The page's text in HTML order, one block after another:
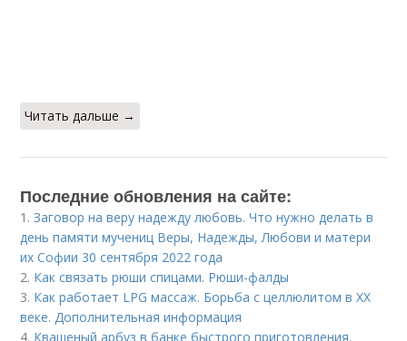
Читать дальше →
Последние обновления на сайте:
1.Заговор на веру надежду любовь. Что нужно делать в
день памяти мучениц Веры, Надежды, Любови и матери
их Софии 30 сентября 2022 года
2. Как связать рюши спицами. Рюши-фалды
3. Как работает LPG массаж. Борьба с целлюлитом в XX
веке. Дополнительная информация
4. Квашеный арбуз в банке быстрого приготовления.